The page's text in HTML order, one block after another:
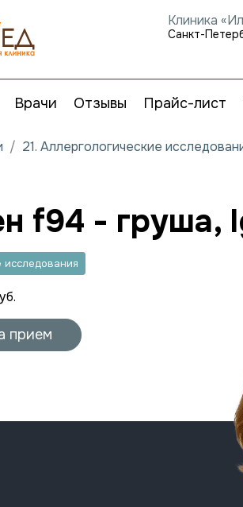
Клиника
Санкт-
Врачи Отзывы Прайс-лист
21. Аллергологические
f94 - груша,
исследования
прием